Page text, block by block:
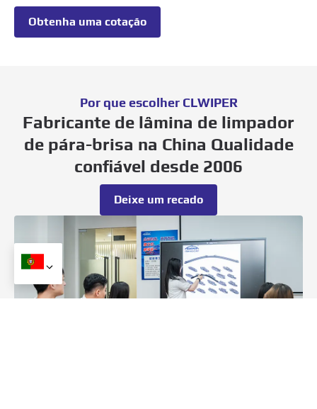
Obtenha uma cotação
Por que escolher CLWIPER
Fabricante de lâmina de limpador
de pára-brisa na China Qualidade
confiável desde 2006
Deixe um recado